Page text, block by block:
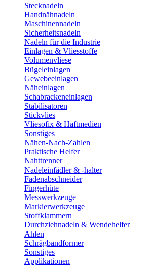
Stecknadeln
Handnähnadeln
Maschinennadeln
Sicherheitsnadeln
Nadeln für die Industrie
Einlagen & Vliesstoffe
Volumenvliese
Bügeleinlagen
Gewebeeinlagen
Näheinlagen
Schabrackeneinlagen
Stabilisatoren
Stickvlies
Vliesofix & Haftmedien
Sonstiges
Nähen-Nach-Zahlen
Praktische Helfer
Nahttrenner
Nadeleinfädler & -halter
Fadenabschneider
Fingerhüte
Messwerkzeuge
Markierwerkzeuge
Stoffklammern
Durchziehnadeln & Wendehelfer
Ahlen
Schrägbandformer
Sonstiges
Applikationen